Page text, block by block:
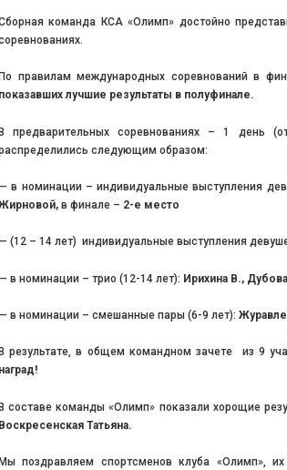
команда КСА «Олимп» достойно
По правилам международных соревнований в
показавших лучшие результаты в полуфинале.
предварительных соревнованиях – 1 день
следующим образом:
— в номинации – индивидуальные
в финале – 2-е место
— (12 – 14 лет) индивидуальные выступления
— в номинации – трио (12-14 лет): Ирихина В.,
— в номинации – смешанные пары (6-9 лет):
В результате, в общем командном зачете из 9
наград!
составе команды «Олимп» показали хорощие
Воскресенская Татьяна.
Мы поздравляем спортсменов клуба «Олимп»,